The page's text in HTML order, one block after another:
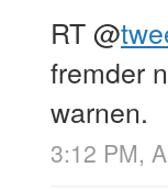
RT@
fremder
warnen.
3:12 PM,